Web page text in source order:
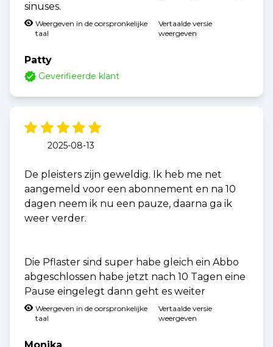
sinuses.
Weergeven in de oorspronkelijke
taal
Vertaalde versie
weergeven
Patty
Geverifieerde klant
2025-08-13
De pleisters zijn geweldig. Ik heb me net
aangemeld voor een abonnement en na 10
dagen neem ik nu een pauze, daarna ga ik
weer verder.
Die Pflaster sind super habe gleich ein Abbo
abgeschlossen habe jetzt nach 10 Tagen eine
Pause eingelegt dann geht es weiter
Weergeven in de oorspronkelijke
taal
Vertaalde versie
weergeven